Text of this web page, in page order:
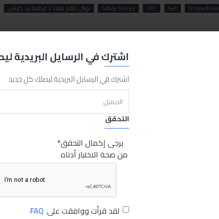
اشترك في الرسايل البريدية
اشترك في الرسايل البريدية ليصلك كل جديد
التحقق
يرجى إكمال التحقق
من صحة الاختبار أدناه
لقد قرأت ووافقت على FAQ
Set
2Pc
Sabry Stores توتال طقم مفك 2 قطعة بيد كوتش